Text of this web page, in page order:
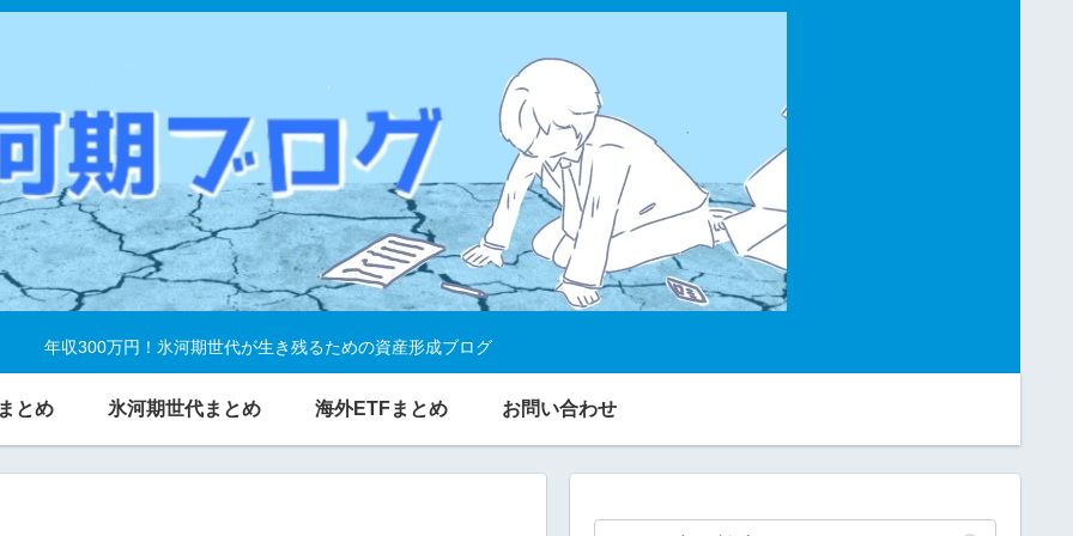
年収300万円！氷河期世代が生き残るための資産形成ブログ
とめ 氷河期世代まとめ 海外ETFまとめ お問い合わせ